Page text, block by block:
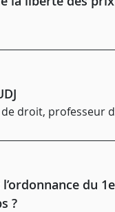
droit, professeur
du
?